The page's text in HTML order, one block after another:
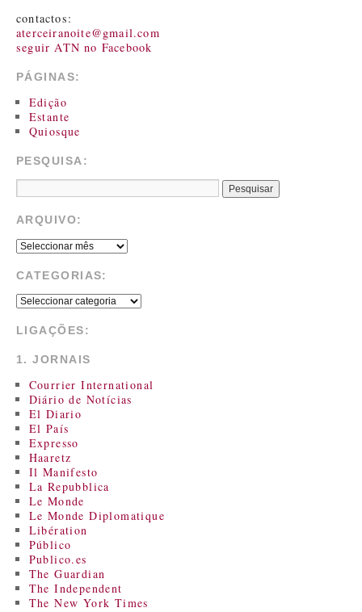
contactos:
aterceiranoite@gmail.com
seguir ATN no Facebook
PÁGINAS:
Edição
Estante
Quiosque
PESQUISA:
ARQUIVO:
CATEGORIAS:
LIGAÇÕES:
1. JORNAIS
Courrier International
Diário de Notícias
El Diario
El País
Expresso
Haaretz
Il Manifesto
La Repubblica
Le Monde
Le Monde Diplomatique
Libération
Público
Publico.es
The Guardian
The Independent
The New York Times